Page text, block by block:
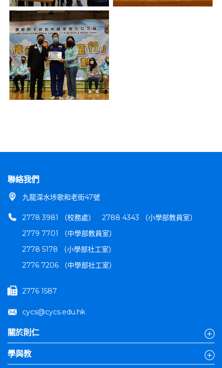
聯絡我們
九龍深水埗歌和老街47號
2778 3981 （校務處）
2788 4343 （小學部教員室）
2779 7701 （中學部教員室）
2778 5178 （小學部社工室）
2776 7206 （中學部社工室）
2776 1587
cycs@cycs.edu.hk
關於則仁
學與教